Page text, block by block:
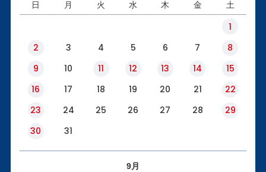
日 月 火 水 木 金 土
1
2
3 4 5 6 7
8
9
10 11 12 13 14
15
16
17 18 19 20 21
22
23
24 25 26 27 28
29
30
31
9月